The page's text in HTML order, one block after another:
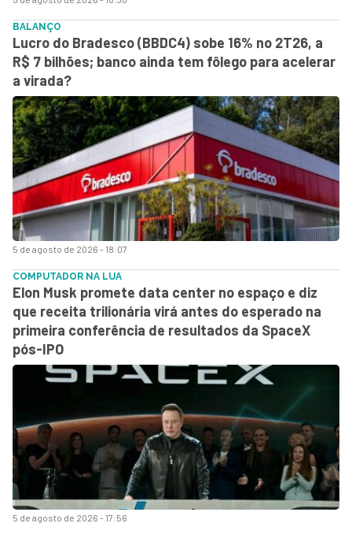
5 de agosto de 2026 - 18:07
BALANÇO
Lucro do Bradesco (BBDC4) sobe 16% no 2T26, a
R$ 7 bilhões; banco ainda tem fôlego para acelerar
a virada?
5 de agosto de 2026 - 17:56
COMPUTADOR NA LUA
Elon Musk promete data center no espaço e diz
que receita trilionária virá antes do esperado na
primeira conferência de resultados da SpaceX
pós-IPO